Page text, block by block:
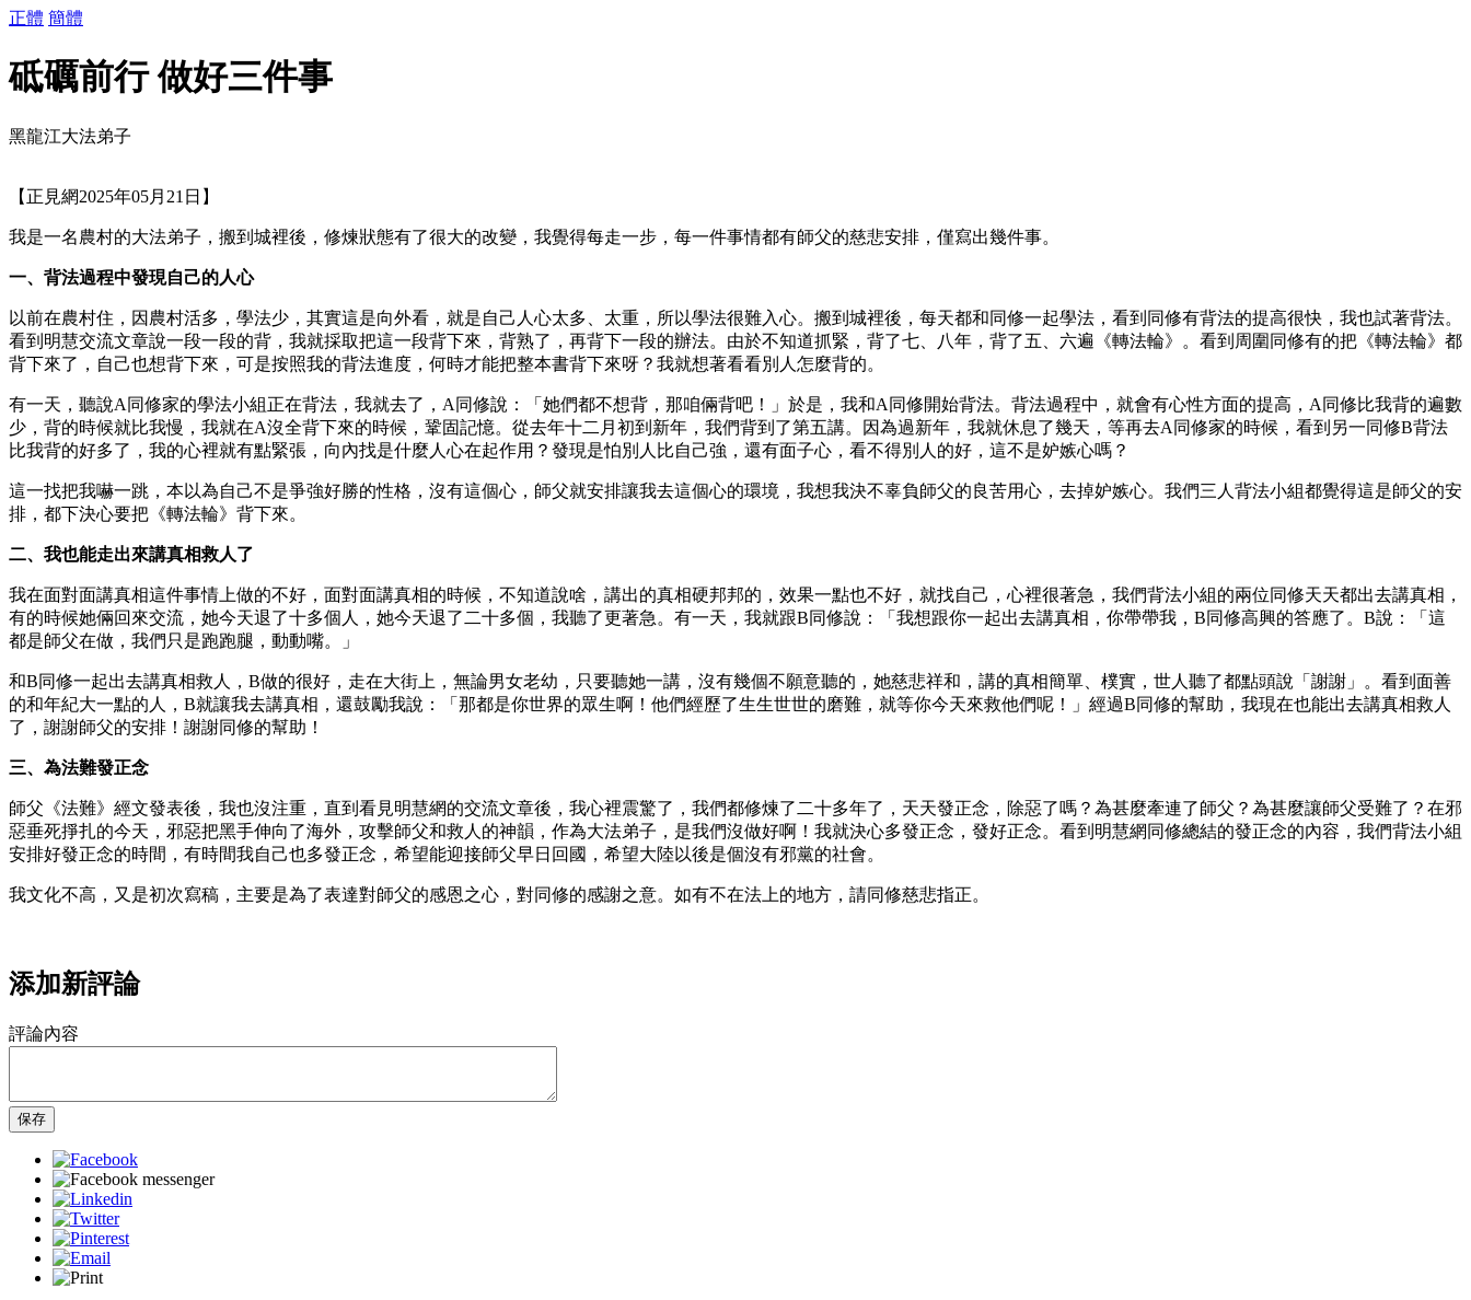
正體 簡體
砥礪前行 做好三件事
黑龍江大法弟子
【正見網2025年05月21日】
我是一名農村的大法弟子，搬到城裡後，修煉狀態有了很大的改變，我覺得每走一步，每一件事情都有師父的慈悲安排，僅寫出幾件事。
一、背法過程中發現自己的人心
以前在農村住，因農村活多，學法少，其實這是向外看，就是自己人心太多、太重，所以學法很難入心。搬到城裡後，每天都和同修一起學法，看到同修有背法的提高很快，我也試著背法。
看到明慧交流文章說一段一段的背，我就採取把這一段背下來，背熟了，再背下一段的辦法。由於不知道抓緊，背了七、八年，背了五、六遍《轉法輪》。看到周圍同修有的把《轉法輪》都
背下來了，自己也想背下來，可是按照我的背法進度，何時才能把整本書背下來呀？我就想著看看別人怎麼背的。
有一天，聽說A同修家的學法小組正在背法，我就去了，A同修說：「她們都不想背，那咱倆背吧！」於是，我和A同修開始背法。背法過程中，就會有心性方面的提高，A同修比我背的遍數
少，背的時候就比我慢，我就在A沒全背下來的時候，鞏固記憶。從去年十二月初到新年，我們背到了第五講。因為過新年，我就休息了幾天，等再去A同修家的時候，看到另一同修B背法
比我背的好多了，我的心裡就有點緊張，向內找是什麼人心在起作用？發現是怕別人比自己強，還有面子心，看不得別人的好，這不是妒嫉心嗎？
這一找把我嚇一跳，本以為自己不是爭強好勝的性格，沒有這個心，師父就安排讓我去這個心的環境，我想我決不辜負師父的良苦用心，去掉妒嫉心。我們三人背法小組都覺得這是師父的安
排，都下決心要把《轉法輪》背下來。
二、我也能走出來講真相救人了
我在面對面講真相這件事情上做的不好，面對面講真相的時候，不知道說啥，講出的真相硬邦邦的，效果一點也不好，就找自己，心裡很著急，我們背法小組的兩位同修天天都出去講真相，
有的時候她倆回來交流，她今天退了十多個人，她今天退了二十多個，我聽了更著急。有一天，我就跟B同修說：「我想跟你一起出去講真相，你帶帶我，B同修高興的答應了。B說：「這
都是師父在做，我們只是跑跑腿，動動嘴。」
和B同修一起出去講真相救人，B做的很好，走在大街上，無論男女老幼，只要聽她一講，沒有幾個不願意聽的，她慈悲祥和，講的真相簡單、樸實，世人聽了都點頭說「謝謝」。看到面善
的和年紀大一點的人，B就讓我去講真相，還鼓勵我說：「那都是你世界的眾生啊！他們經歷了生生世世的磨難，就等你今天來救他們呢！」經過B同修的幫助，我現在也能出去講真相救人
了，謝謝師父的安排！謝謝同修的幫助！
三、為法難發正念
師父《法難》經文發表後，我也沒注重，直到看見明慧網的交流文章後，我心裡震驚了，我們都修煉了二十多年了，天天發正念，除惡了嗎？為甚麼牽連了師父？為甚麼讓師父受難了？在邪
惡垂死掙扎的今天，邪惡把黑手伸向了海外，攻擊師父和救人的神韻，作為大法弟子，是我們沒做好啊！我就決心多發正念，發好正念。看到明慧網同修總結的發正念的內容，我們背法小組
安排好發正念的時間，有時間我自己也多發正念，希望能迎接師父早日回國，希望大陸以後是個沒有邪黨的社會。
我文化不高，又是初次寫稿，主要是為了表達對師父的感恩之心，對同修的感謝之意。如有不在法上的地方，請同修慈悲指正。
添加新評論
評論內容
保存